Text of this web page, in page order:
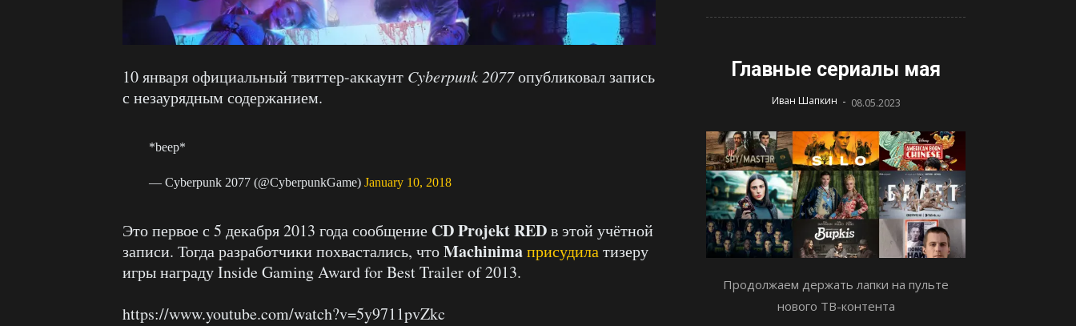
10 января официальный твиттер-аккаунт Cyberpunk 2077опубликовал запись
с незаурядным содержанием.
*beep*
— Cyberpunk 2077 (@CyberpunkGame)January 10, 2018
Это первое с 5 декабря 2013 года сообщение CD Projekt REDв этой учётной
записи. Тогда разработчики похвастались, чтоMachinimaприсудилатизеру
игры награду Inside Gaming Award for Best Trailer of 2013.
https://www.youtube.com/watch?v=5y9711pvZkc
Главные сериалы мая
Иван Шапкин - 08.05.2023
Продолжаем держать лапки на пульте
нового ТВ-контента